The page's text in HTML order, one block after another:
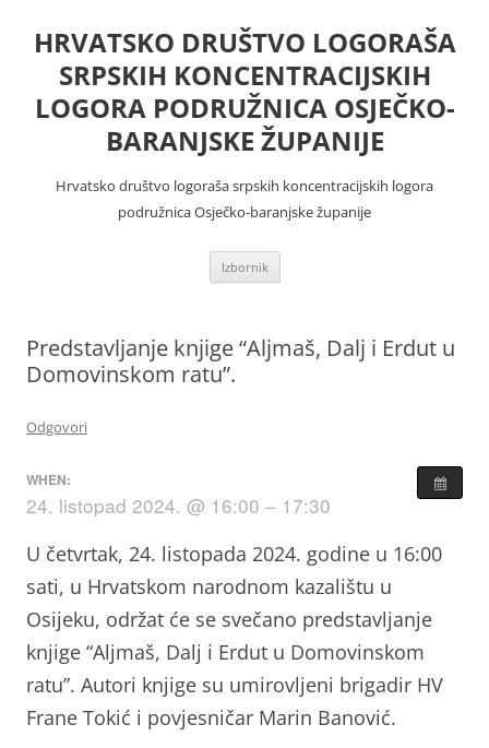
sadržaja
HRVATSKO DRUŠTVO LOGORAŠA
SRPSKIH KONCENTRACIJSKIH
LOGORA PODRUŽNICA OSJEČKO-
BARANJSKE ŽUPANIJE
Hrvatsko društvo logoraša srpskih koncentracijskih logora
podružnica Osječko-baranjske županije
Izbornik
Predstavljanje knjige “Aljmaš, Dalj i Erdut u
Domovinskom ratu”.
Odgovori
WHEN:
24. listopad 2024. @ 16:00 – 17:30
U četvrtak, 24. listopada 2024. godine u 16:00
sati, u Hrvatskom narodnom kazalištu u
Osijeku, održat će se svečano predstavljanje
knjige “Aljmaš, Dalj i Erdut u Domovinskom
ratu”. Autori knjige su umirovljeni brigadir HV
Frane Tokić i povjesničar Marin Banović.